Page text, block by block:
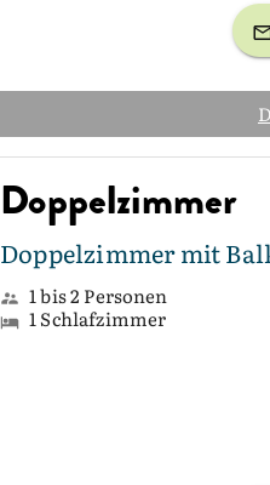
Doppelzimmer
Doppelzimmer mit
1 bis 2 Personen
1 Schlafzimmer